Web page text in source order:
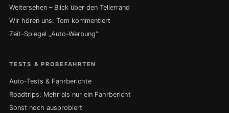
Weitersehen – Blick über den Tellerrand
Wir hören uns: Tom kommentiert
Zeit-Spiegel „Auto-Werbung“
TESTS & PROBEFAHRTEN
Auto-Tests & Fahrberichte
Roadtrips: Mehr als nur ein Fahrbericht
Sonst noch ausprobiert